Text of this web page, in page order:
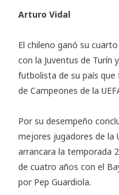
Arturo Vidal
El chileno ganó su
con la Juventus de Turín
futbolista de su país que
de Campeones de la
Por su desempeño
mejores jugadores de la
arrancara la temporada
de cuatro años con el
por Pep Guardiola.